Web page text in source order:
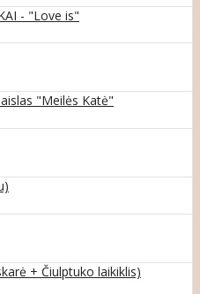
- "Love is"
"Meilės Katė"
+ Čiulptuko laikiklis)